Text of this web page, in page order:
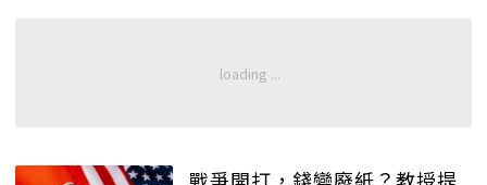
戰爭開打，錢變廢紙？教授提